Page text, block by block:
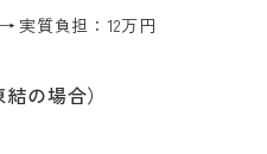
実質負担：12万円
の場合）